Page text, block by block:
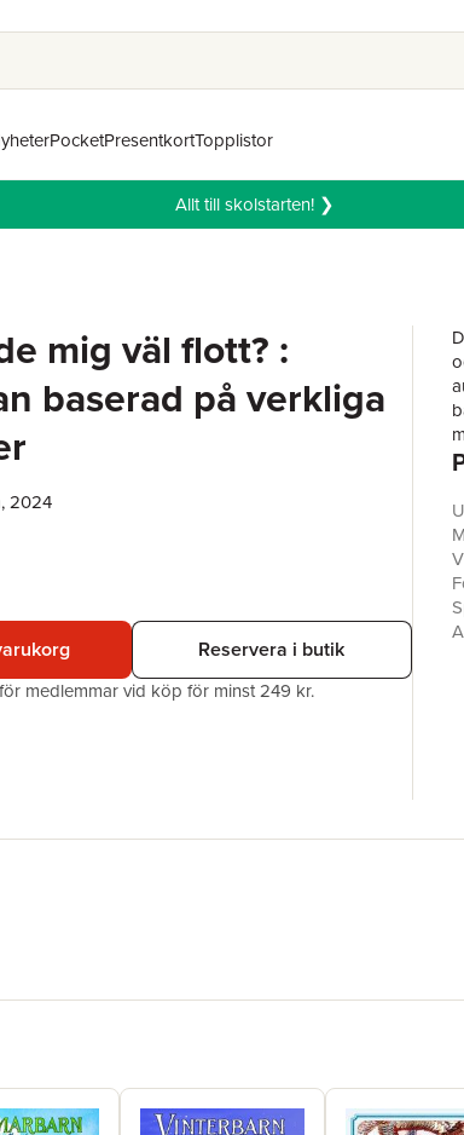
PocketPresentkortTopplistor
Allt till skolstarten! ❯
mig väl flott? :
baserad på verkliga
2024
Reservera i butik
medlemmar vid köp för minst 249 kr.